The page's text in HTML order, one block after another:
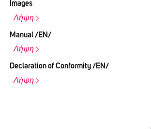
Images
Λήψη
Manual /EN/
Λήψη
Declaration of Conformity /EN/
Λήψη